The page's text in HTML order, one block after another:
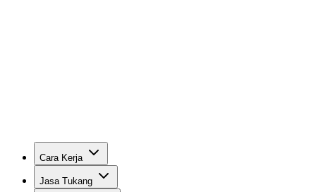
Cara Kerja
Jasa Tukang